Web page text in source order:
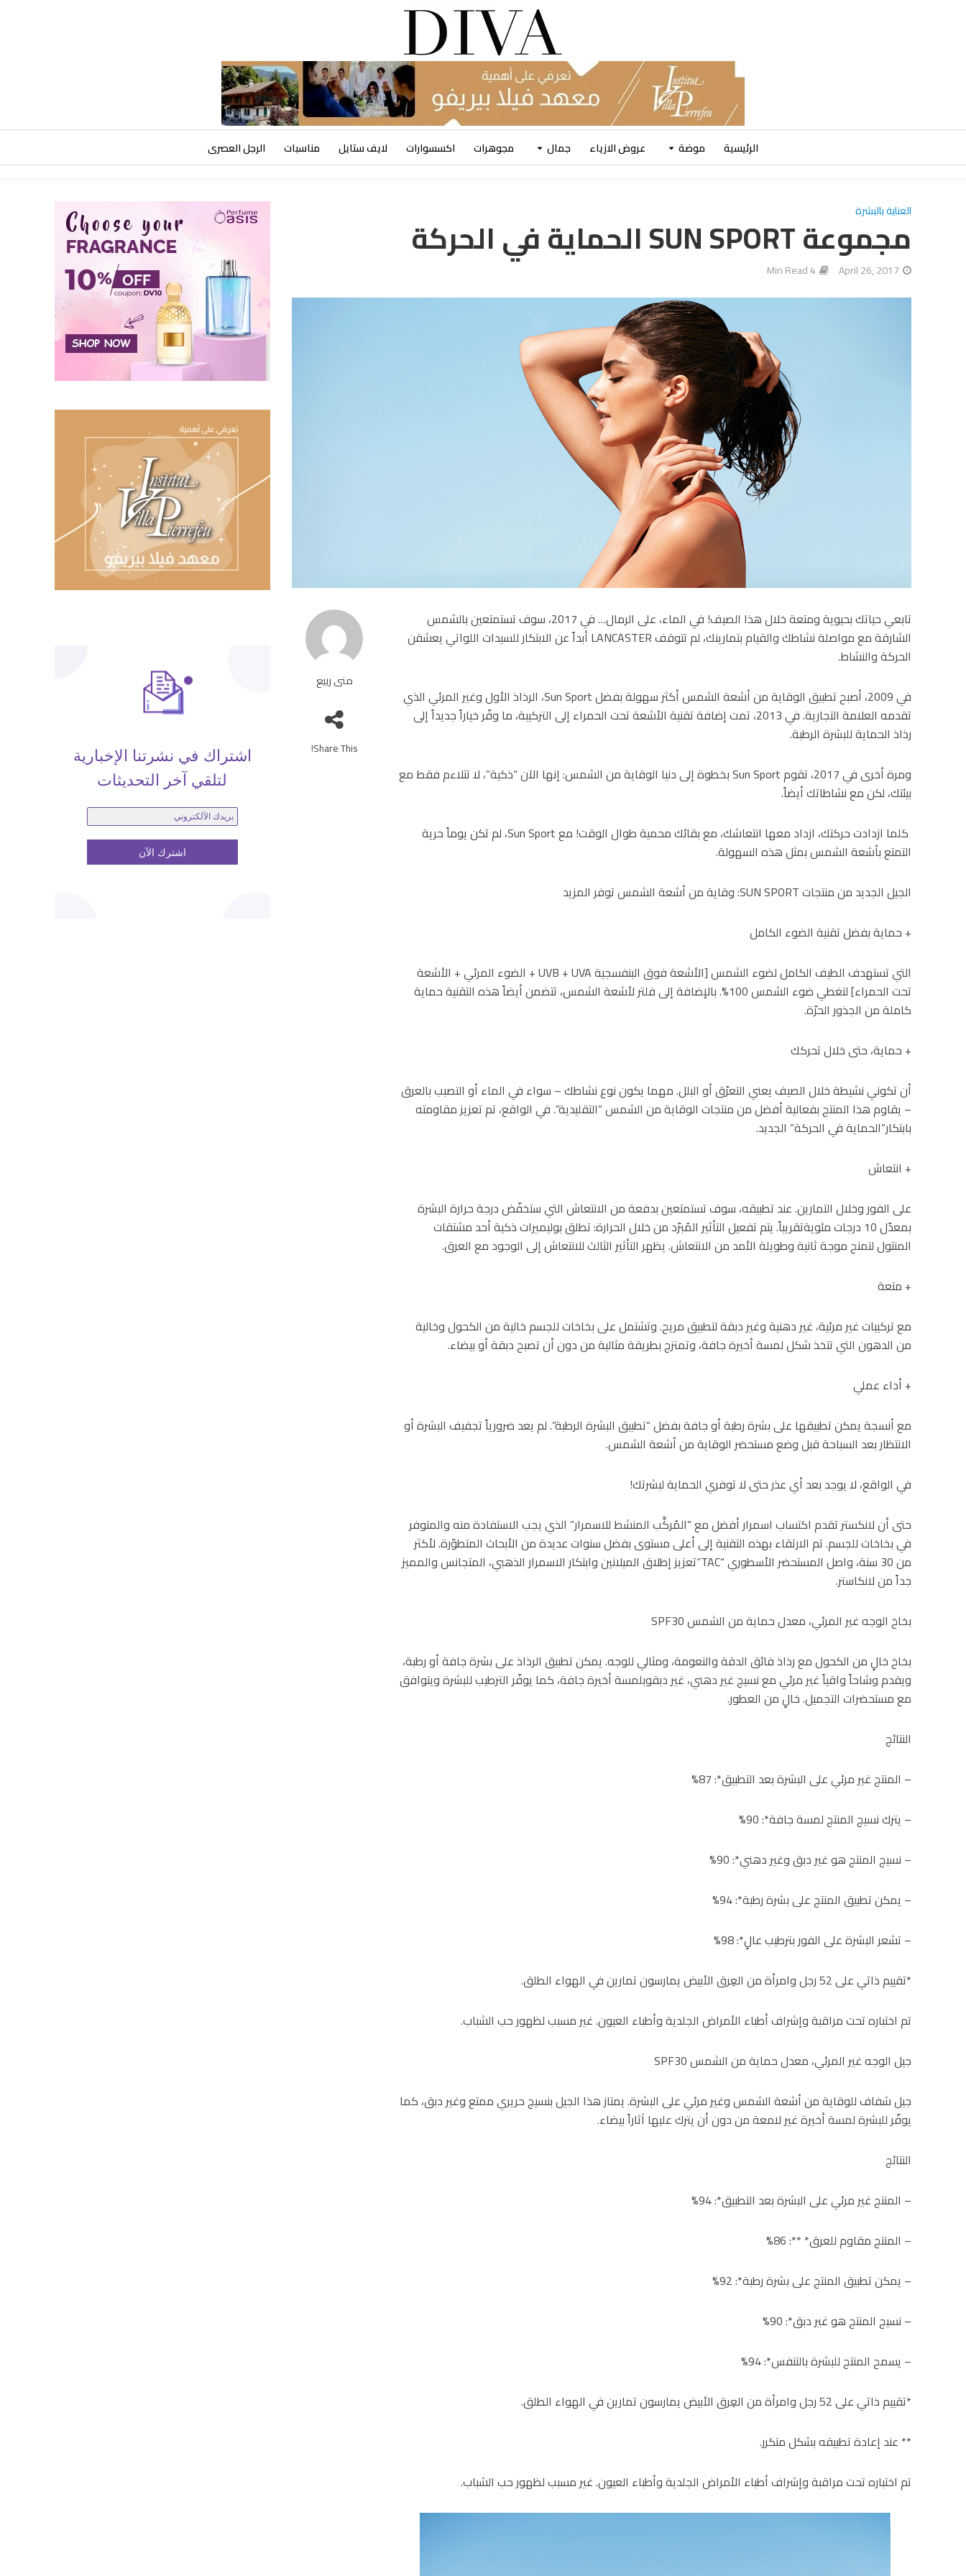
الرئيسية موضة عروض الازياء جمال مجوهرات اكسسوارات لايف ستايل مناسبات الرجل العصرى
اشتراك في نشرتنا الإخبارية
لتلقي آخر التحديثات
العناية بالبشرة
مجموعة SUN SPORT الحماية في الحركة
April 26, 2017
4 Min Read
منى ربيع
Share This!
تابعي حياتك بحيوية ومتعة خلال هذا الصيف! في الماء، على الرمال… في 2017، سوف تستمتعين بالشمس
الشارقة مع مواصلة نشاطك والقيام بتمارينك، لم تتوقف LANCASTER أبداً عن الابتكار للسيدات اللواتي يعشقن
الحركة والنشاط.
في 2009، أصبح تطبيق الوقاية من أشعة الشمس أكثر سهولة بفضل Sun Sport، الرذاذ الأول وغير المرئي الذي
تقدمه العلامة التجارية. في 2013، تمت إضافة تقنية الأشعة تحت الحمراء إلى التركيبة، ما وفّر خياراً جديداً إلى
رذاذ الحماية للبشرة الرطبة.
ومرة أخرى في 2017، تقوم Sun Sport بخطوة إلى دنيا الوقاية من الشمس: إنها الآن “ذكية”، لا تتلاءم فقط مع
بيئتك، لكن مع نشاطاتك أيضاً.
كلما ازدادت حركتك، ازداد معها انتعاشك، مع بقائك محمية طوال الوقت! مع Sun Sport، لم تكن يوماً حرية
التمتع بأشعة الشمس بمثل هذه السهولة.
الجيل الجديد من منتجات SUN SPORT: وقاية من أشعة الشمس توفر المزيد
+ حماية بفضل تقنية الضوء الكامل
التي تستهدف الطيف الكامل لضوء الشمس [الأشعة فوق البنفسجية UVB + UVA + الضوء المرئي + الأشعة
تحت الحمراء] لتغطي ضوء الشمس 100%. بالإضافة إلى فلتر لأشعة الشمس، تتضمن أيضاً هذه التقنية حماية
كاملة من الجذور الحرّة.
+ حماية، حتى خلال تحركك
أن تكوني نشيطة خلال الصيف يعني التعرّق أو البلل. مهما يكون نوع نشاطك – سواء في الماء أو التصبب بالعرق
– يقاوم هذا المنتج بفعالية أفضل من منتجات الوقاية من الشمس “التقليدية”. في الواقع، تم تعزيز مقاومته
بابتكار”الحماية في الحركة” الجديد.
+ انتعاش
على الفور وخلال التمارين. عند تطبيقه، سوف تستمتعين بدفعة من الانتعاش التي ستخفّض درجة حرارة البشرة
بمعدّل 10 درجات مئويةتقريباً. يتم تفعيل التأثير المُبرّد من خلال الحرارة: تطلق بوليميرات ذكية أحد مشتقات
المنتول لتمنح موجة ثانية وطويلة الأمد من الانتعاش. يظهر التأثير الثالث للانتعاش إلى الوجود مع العرق.
+ متعة
مع تركيبات غير مرئية، غير دهنية وغير دبقة لتطبيق مريح. وتشتمل على بخاخات للجسم خالية من الكحول وخالية
من الدهون التي تتخذ شكل لمسة أخيرة جافة، وتمتزج بطريقة مثالية من دون أن تصبح دبقة أو بيضاء.
+ أداء عملي
مع أنسجة يمكن تطبيقها على بشرة رطبة أو جافة بفضل “تطبيق البشرة الرطبة”. لم يعد ضرورياً تجفيف البشرة أو
الانتظار بعد السباحة قبل وضع مستحضر الوقاية من أشعة الشمس.
في الواقع، لا يوجد بعد أي عذر حتى لا توفري الحماية لبشرتك!
حتى أن لانكستر تقدم اكتساب اسمرار أفضل مع “المُركَّب المنشط للاسمرار” الذي يجب الاستفادة منه والمتوفر
في بخاخات للجسم. تم الارتقاء بهذه التقنية إلى أعلى مستوى بفضل سنوات عديدة من الأبحاث المتطوّرة. لأكثر
من 30 سنة، واصل المستحضر الأسطوري “TAC”تعزيز إطلاق الميلانين وابتكار الاسمرار الذهبي، المتجانس والمميز
جداً من لانكاستر.
بخاخ الوجه غير المرئي، معدل حماية من الشمس SPF30
بخاخ خالٍ من الكحول مع رذاذ فائق الدقة والنعومة، ومثالي للوجه. يمكن تطبيق الرذاذ على بشرة جافة أو رطبة،
ويقدم وشاحاً واقياً غير مرئي مع نسيج غير دهني، غير دبقوبلمسة أخيرة جافة، كما يوفّر الترطيب للبشرة ويتوافق
مع مستحضرات التجميل. خالٍ من العطور.
النتائج
– المنتج غير مرئي على البشرة بعد التطبيق*: 87%
– يترك نسيج المنتج لمسة جافة*: 90%
– نسيج المنتج هو غير دبق وغير دهني*: 90%
– يمكن تطبيق المنتج على بشرة رطبة*: 94%
– تشعر البشرة على الفور بترطيب عالٍ*: 98%
*تقييم ذاتي على 52 رجل وامرأة من العِرق الأبيض يمارسون تمارين في الهواء الطلق.
تم اختباره تحت مراقبة وإشراف أطباء الأمراض الجلدية وأطباء العيون. غير مسبب لظهور حب الشباب.
جيل الوجه غير المرئي، معدل حماية من الشمس SPF30
جيل شفاف للوقاية من أشعة الشمس وغير مرئي على البشرة. يمتاز هذا الجيل بنسيج حريري ممتع وغير دبق، كما
يوفّر للبشرة لمسة أخيرة غير لامعة من دون أن يترك عليها آثاراً بيضاء.
النتائج
– المنتج غير مرئي على البشرة بعد التطبيق*: 94%
– المنتج مقاوم للعرق* **: 86%
– يمكن تطبيق المنتج على بشرة رطبة*: 92%
– نسيج المنتج هو غير دبق*: 90%
– يسمح المنتج للبشرة بالتنفس*: 94%
*تقييم ذاتي على 52 رجل وامرأة من العِرق الأبيض يمارسون تمارين في الهواء الطلق.
** عند إعادة تطبيقه بشكل متكرر.
تم اختباره تحت مراقبة وإشراف أطباء الأمراض الجلدية وأطباء العيون. غير مسبب لظهور حب الشباب.